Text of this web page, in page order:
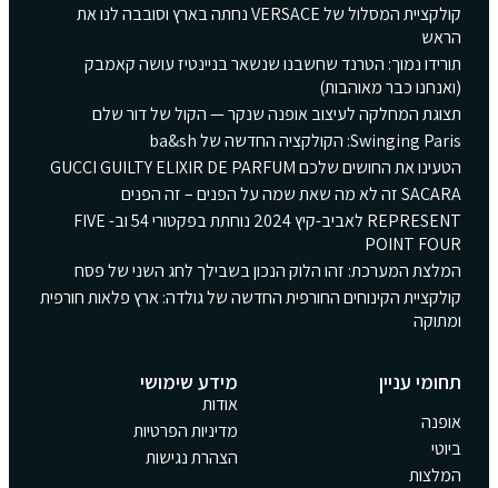
קולקציית המסלול של VERSACE נחתה בארץ וסובבה לנו את
הראש
תורידו נמוך: הטרנד שחשבנו שנשאר בניינטיז עושה קאמבק
(ואנחנו כבר מאוהבות)
תצוגת המחלקה לעיצוב אופנה שנקר — הקול של דור שלם
Swinging Paris: הקולקציה החדשה של ba&sh
הטעינו את החושים שלכם GUCCI GUILTY ELIXIR DE PARFUM
SACARA זה לא מה שאת שמה על הפנים – זה הפנים
REPRESENT לאביב-קיץ 2024 נוחתת בפקטורי 54 וב- FIVE
POINT FOUR
המלצת המערכת: זהו הלוק הנכון בשבילך לחג השני של פסח
קולקציית הקינוחים החורפית החדשה של גולדה: ארץ פלאות חורפית
ומתוקה
תחומי עניין
אופנה
ביוטי
המלצות
מידע שימושי
אודות
מדיניות הפרטיות
הצהרת נגישות